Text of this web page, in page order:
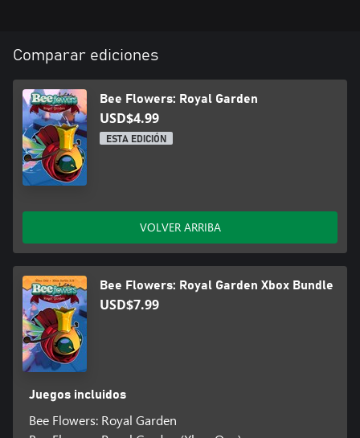
Comparar ediciones
Bee Flowers: Royal Garden
USD$4.99
ESTA EDICIÓN
VOLVER ARRIBA
Bee Flowers: Royal Garden Xbox Bundle
USD$7.99
Juegos incluidos
Bee Flowers: Royal Garden